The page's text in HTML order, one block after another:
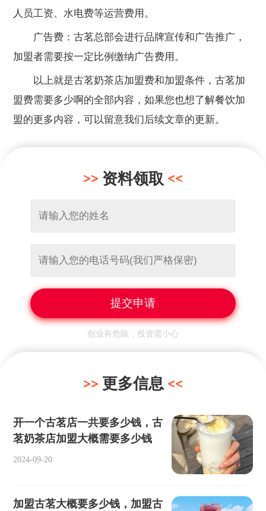
人员工资、水电费等运营费用。
广告费：古茗总部会进行品牌宣传和广告推广，
加盟者需要按一定比例缴纳广告费用。
以上就是古茗奶茶店加盟费和加盟条件，古茗加
盟费需要多少啊的全部内容，如果您也想了解餐饮加
盟的更多内容，可以留意我们后续文章的更新。
资料领取
创业有危险，投资需小心
更多信息
开一个古茗店一共要多少钱，古
茗奶茶店加盟大概需要多少钱
2024-09-20
加盟古茗大概要多少钱，加盟古